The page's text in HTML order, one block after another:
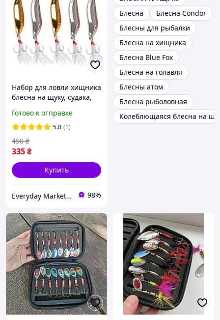
Набор для ловли хищника
блесна на щуку, судака,
Готово к отправке
5.0 (1)
335₴
450 ₴
Купить
Everyday Market 0965612251 98%
Блесна
Блесна Condor
Блесны для рыбалки
Блесна на хищника
Блесна Blue Fox
Блесна на голавля
Блесны атом
Блесна рыболовная
Колеблющаяся блесна на